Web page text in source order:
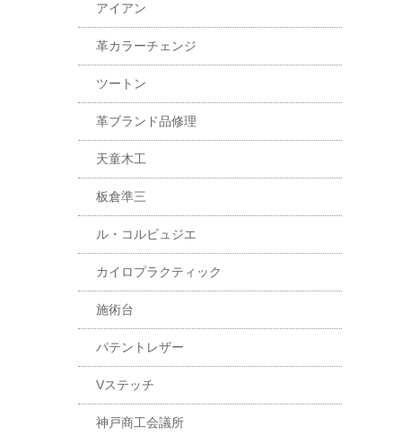
アイアン
革カラーチェンジ
ツートン
革ブランド品修理
天童木工
板倉準三
ル・コルビュジエ
カイロプラクティック
施術台
パテントレザー
Vステッチ
神戸商工会議所